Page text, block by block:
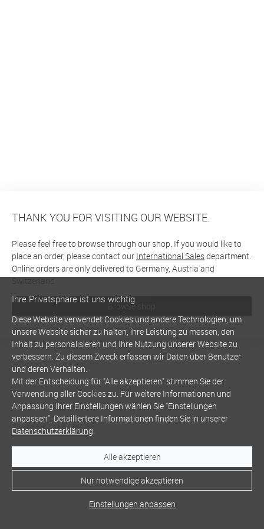
THANK YOU FOR VISITING OUR WEBSITE.
Please feel free to browse through our shop. If you would like to
place an order, please contact our International Salesdepartment.
Online orders are only delivered to Germany, Austria and
Switzerland
Browse shop
Ihre Privatsphäre ist uns wichtig
Diese Website verwendet Cookies und andere Technologien, um
unsere Website sicher zu halten, ihre Leistung zu messen, den
Inhalt zu personalisieren und Ihre Nutzung unserer Website zu
verbessern. Zu diesem Zweck erfassen wir Daten über Benutzer
und deren Verhalten.
Mit der Entscheidung für "Alle akzeptieren" stimmen Sie der
Verwendung aller Cookies zu. Für weitere Informationen und
Anpassung Ihrer Einstellungen wählen Sie "Einstellungen
anpassen". Detailliertere Informationen finden Sie in unserer
Datenschutzerklärung.
Alle akzeptieren
Nur notwendige akzeptieren
Einstellungen anpassen